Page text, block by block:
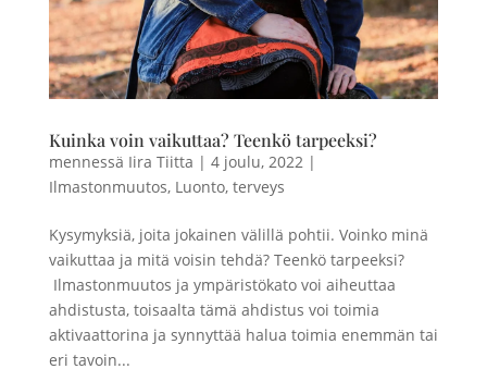
Kuinka voin vaikuttaa? Teenkö tarpeeksi?
mennessä Iira Tiitta | 4 joulu, 2022|
Ilmastonmuutos, Luonto, terveys
Kysymyksiä, joita jokainen välillä pohtii. Voinko minä
vaikuttaa ja mitä voisin tehdä? Teenkö tarpeeksi?
Ilmastonmuutos ja ympäristökato voi aiheuttaa
ahdistusta, toisaalta tämä ahdistus voi toimia
aktivaattorina ja synnyttää halua toimia enemmän tai
eri tavoin...